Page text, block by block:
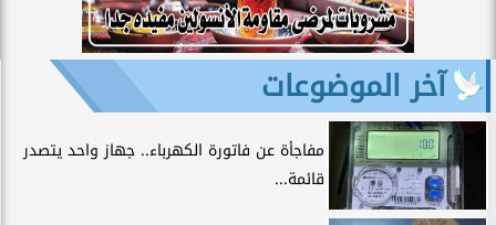
آخر الموضوعات
مفاجأة عن فاتورة الكهرباء.. جهاز واحد يتصدر
قائمة...